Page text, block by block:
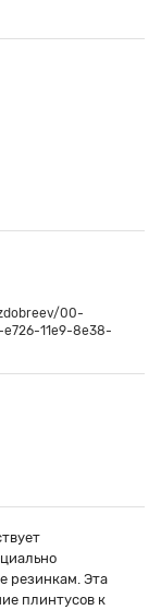
00-
11e9-8e38-
резинкам. Эта
плинтусов к